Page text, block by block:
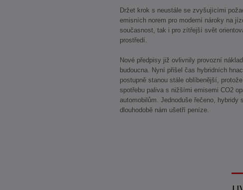
Držet krok s neustále se zvyšujícími
emisních norem pro moderní nároky na
současnost, tak i pro zítřejší svět
prostředí.
Nové předpisy již ovlivnily provozní
budoucna. Nyní přišel čas hybridních
postupně stanou stále oblíbenější,
spotřebu paliva s nižšími emisemi CO2
automobilům. Jednoduše řečeno, hybridy
dlouhodobě nám ušetří peníze.